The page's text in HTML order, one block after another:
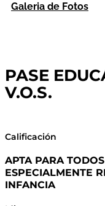
Galeria de Fotos
PASE
V.O.S.
Calificación
APTA PARA
ESPECIALMENTE
INFANCIA